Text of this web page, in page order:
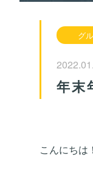
グ
年末
こんにちは！